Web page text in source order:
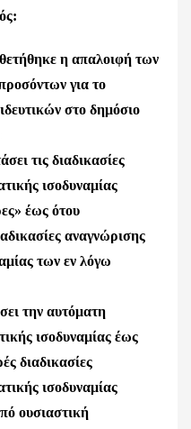
η απαλοιφή των
για το
στο δημόσιο
τις διαδικασίες
ισοδυναμίας
έως ότου
αναγνώρισης
των εν λόγω
την αυτόματη
ισοδυναμίας έως
διαδικασίες
ισοδυναμίας
ουσιαστική